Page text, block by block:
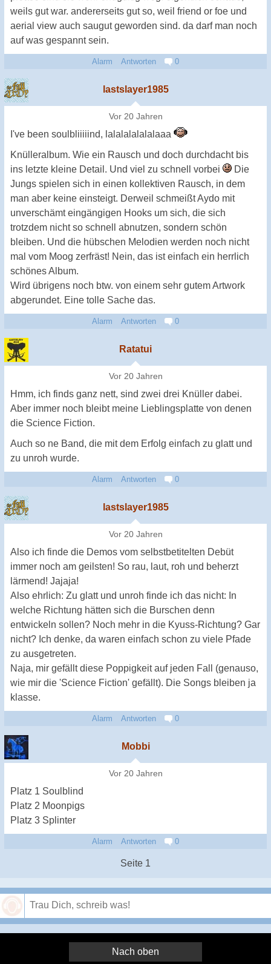
weils gut war. andererseits gut so, weil friend or foe und
aerial view auch saugut geworden sind. da darf man noch
auf was gespannt sein.
Alarm Antworten 0
lastslayer1985
Vor 20 Jahren
I've been soulbliiiiind, lalalalalalalaaa
Knülleralbum. Wie ein Rausch und doch durchdacht bis
ins letzte kleine Detail. Und viel zu schnell vorbei
Die
Jungs spielen sich in einen kollektiven Rausch, in dem
man aber keine einsteigt. Derweil schmeißt Aydo mit
unverschämt eingängigen Hooks um sich, die sich
trotzdem nicht so schnell abnutzen, sondern schön
bleiben. Und die hübschen Melodien werden noch nicht
mal vom Moog zerfräst! Nein, das ist einfach ein herrlich
schönes Album.
Wird übrigens noch btw. von einem sehr gutem Artwork
abgerundet. Eine tolle Sache das.
Alarm Antworten 0
Ratatui
Vor 20 Jahren
Hmm, ich finds ganz nett, sind zwei drei Knüller dabei.
Aber immer noch bleibt meine Lieblingsplatte von denen
die Science Fiction.
Auch so ne Band, die mit dem Erfolg einfach zu glatt und
zu unroh wurde.
Alarm Antworten 0
lastslayer1985
Vor 20 Jahren
Also ich finde die Demos vom selbstbetitelten Debüt
immer noch am geilsten! So rau, laut, roh und beherzt
lärmend! Jajaja!
Also ehrlich: Zu glatt und unroh finde ich das nicht: In
welche Richtung hätten sich die Burschen denn
entwickeln sollen? Noch mehr in die Kyuss-Richtung? Gar
nicht? Ich denke, da waren einfach schon zu viele Pfade
zu ausgetreten.
Naja, mir gefällt diese Poppigkeit auf jeden Fall (genauso,
wie mir die 'Science Fiction' gefällt). Die Songs bleiben ja
klasse.
Alarm Antworten 0
Mobbi
Vor 20 Jahren
Platz 1 Soulblind
Platz 2 Moonpigs
Platz 3 Splinter
Alarm Antworten 0
Seite 1
Nach oben